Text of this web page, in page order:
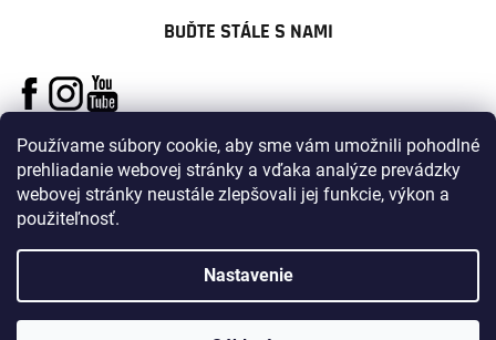
Používame súbory cookie, aby sme vám umožnili pohodlné
prehliadanie webovej stránky a vďaka analýze prevádzky
webovej stránky neustále zlepšovali jej funkcie, výkon a
použiteľnosť.
Nastavenie
BUĎTE STÁLE S NAMI
Vytvoril Shoptet